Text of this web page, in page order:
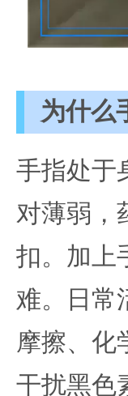
为什么
手指处于
对薄弱，
扣。加上
难。日常
摩擦、化
干扰黑色